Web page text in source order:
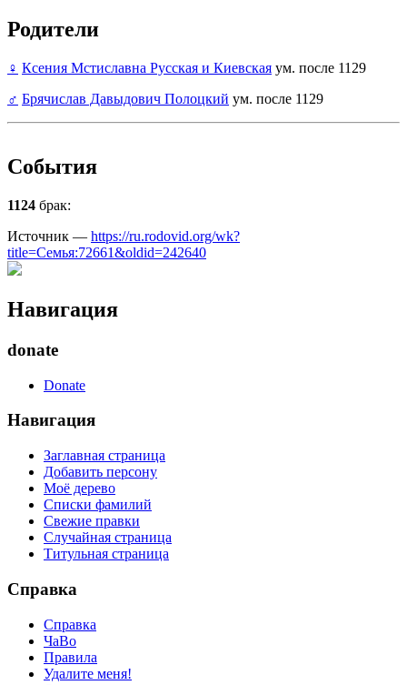
Родители
♀ Ксения Мстиславна Русская и Киевская ум. после 1129
♂ Брячислав Давыдович Полоцкий ум. после 1129
События
1124 брак:
Источник — https://ru.rodovid.org/wk?
title=Семья:72661&oldid=242640
Навигация
donate
Donate
Навигация
Заглавная страница
Добавить персону
Моё дерево
Списки фамилий
Свежие правки
Случайная страница
Титульная страница
Справка
Справка
ЧаВо
Правила
Удалите меня!